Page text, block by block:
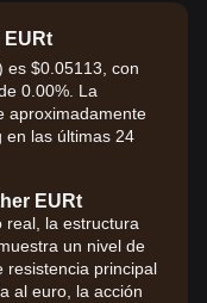
EURt
es $0.05113, con
0.00%. La
aproximadamente
en las últimas 24
EURt
real, la estructura
un nivel de
resistencia principal
al euro, la acción